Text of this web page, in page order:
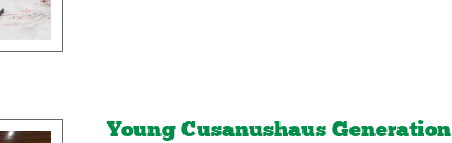
Young Cusanushaus Generation